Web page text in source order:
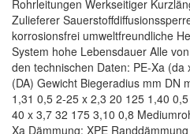
Rohrleitungen Werkseitiger
Zulieferer
korrosionsfrei umweltfreundliche
System hohe Lebensdauer Alle
den technischen Daten: PE-Xa
(DA) Gewicht Biegeradius mm DN
1,31 0,5 2-25 x 2,3 20 125 1,40
40 x 3,7 32 175 3,10 0,8
Xa Dämmung: XPE